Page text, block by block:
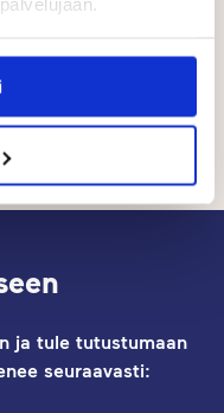
ja tule tutustumaan
seuraavasti: